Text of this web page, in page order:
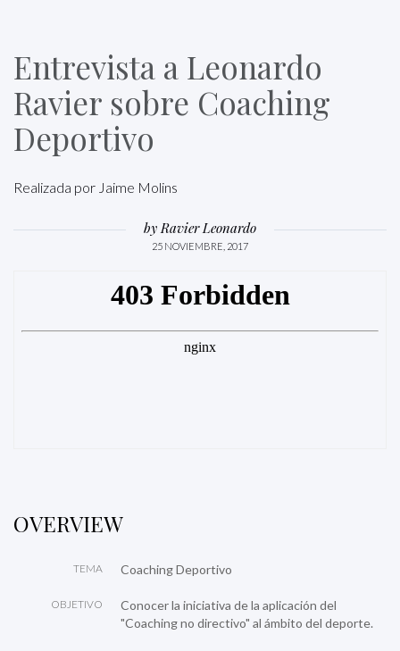
Entrevista a Leonardo
Ravier sobre Coaching
Deportivo
Realizada por Jaime Molins
by Ravier Leonardo
25 NOVIEMBRE, 2017
OVERVIEW
TEMA Coaching Deportivo
OBJETIVO
Conocer la iniciativa de la aplicación del
"Coaching no directivo" al ámbito del deporte.